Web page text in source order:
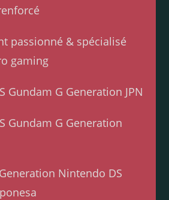
passionné & spécialisé
gaming
Gundam G Generation JPN
Gundam G Generation
Nintendo DS